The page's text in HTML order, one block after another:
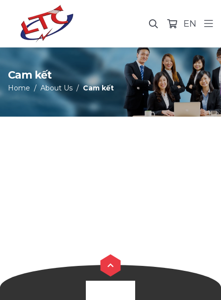
EN
Cam kết
Home About Us Cam kết